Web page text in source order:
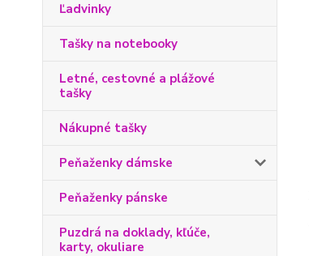
Ľadvinky
Tašky na notebooky
Letné, cestovné a plážové
tašky
Nákupné tašky
Peňaženky dámske
Peňaženky pánske
Puzdrá na doklady, kľúče,
karty, okuliare